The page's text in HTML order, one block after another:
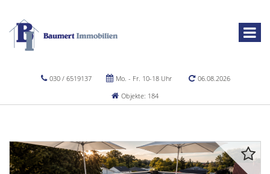
030 / 6519137 Mo. - Fr. 10-18 Uhr
06.08.2026
Objekte: 184